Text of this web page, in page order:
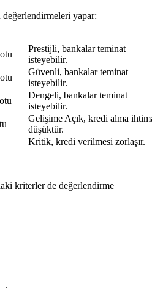
yapar:
Prestijli, bankalar teminat
isteyebilir.
Güvenli, bankalar teminat
isteyebilir.
Dengeli, bankalar teminat
isteyebilir.
Gelişime Açık, kredi alma
düşüktür.
Kritik, kredi verilmesi zorlaşır.
kriterler de değerlendirme